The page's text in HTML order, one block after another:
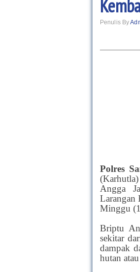
Penulis By
Polres
Angga
Larangan
Minggu
Briptu
sekitar
dampak
hutan